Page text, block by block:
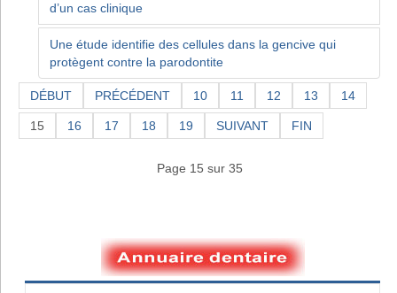
d’un cas clinique
Une étude identifie des cellules dans la gencive qui
protègent contre la parodontite
DÉBUT PRÉCÉDENT 10 11 12 13 14
15 16 17 18 19 SUIVANT FIN
Page 15 sur 35